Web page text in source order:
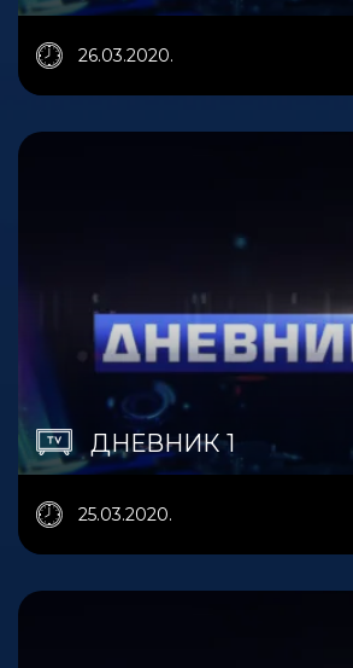
26.03.2020.
ДНЕВНИК 1
25.03.2020.